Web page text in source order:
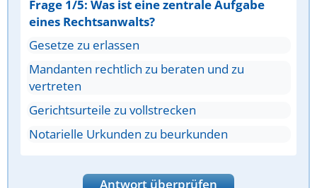
Frage 1/5: Was ist eine zentrale Aufgabe
eines Rechtsanwalts?
Gesetze zu erlassen
Mandanten rechtlich zu beraten und zu
vertreten
Gerichtsurteile zu vollstrecken
Notarielle Urkunden zu beurkunden
Antwort überprüfen